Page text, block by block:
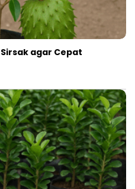
agar Cepat